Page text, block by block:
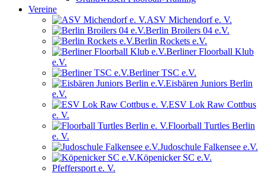
Vereine
ASV Michendorf e. V.
Berlin Broilers 04 e.V.
Berlin Rockets e.V.
Berliner Floorball Klub
e.V.
Berliner TSC e.V.
Eisbären Juniors Berlin
e.V.
ESV Lok Raw Cottbus
e. V.
Floorball Turtles Berlin
e. V.
Judoschule Falkensee e.V.
Köpenicker SC e.V.
Pfeffersport e. V.